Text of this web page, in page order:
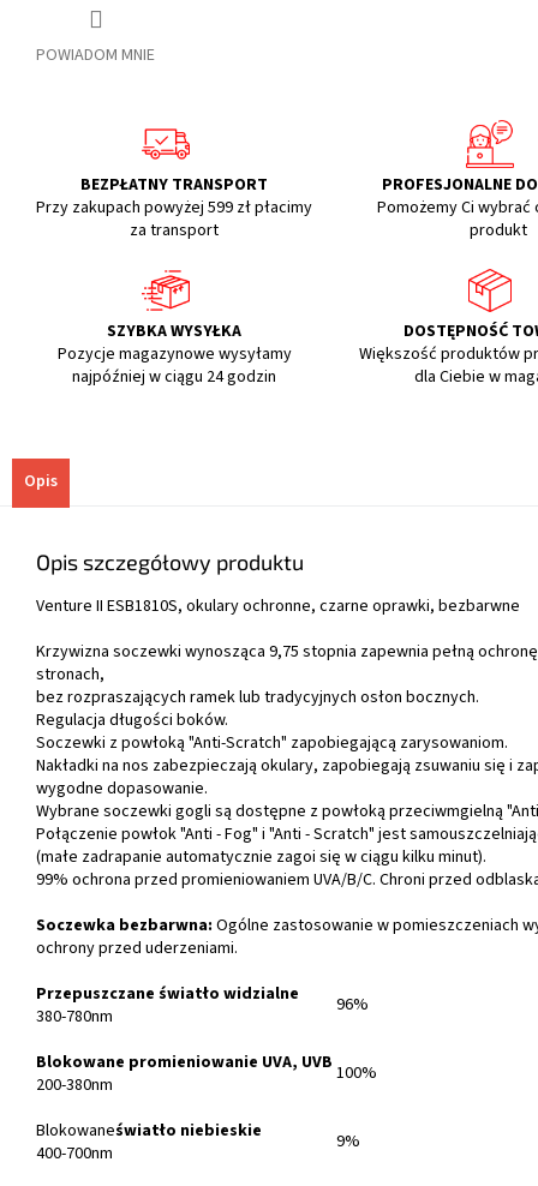
POWIADOM MNIE
BEZPŁATNY TRANSPORT
Przy zakupach powyżej 599 zł płacimy
za transport
PROFESJONALNE
Pomożemy Ci
produkt
SZYBKA WYSYŁKA
Pozycje magazynowe wysyłamy
najpóźniej w ciągu 24 godzin
DOSTĘPNOŚĆ
Większość produktów
dla Ciebie w
Opis
Opis szczegółowy produktu
Venture II ESB1810S, okulary ochronne, czarne oprawki, bezbarwne
Krzywizna soczewki wynosząca 9,75 stopnia zapewnia pełną
stronach,
bez rozpraszających ramek lub tradycyjnych osłon bocznych.
Regulacja długości boków.
Soczewki z powłoką "Anti-Scratch" zapobiegającą zarysowaniom.
Nakładki na nos zabezpieczają okulary, zapobiegają zsuwaniu się i
wygodne dopasowanie.
Wybrane soczewki gogli są dostępne z powłoką przeciwmgielną
Połączenie powłok "Anti - Fog" i "Anti - Scratch" jest
(małe zadrapanie automatycznie zagoi się w ciągu kilku minut).
99% ochrona przed promieniowaniem UVA/B/C. Chroni przed
Soczewka bezbarwna: Ogólne zastosowanie w pomieszczeniach
ochrony przed uderzeniami.
Przepuszczane światło widzialne
380-780nm
96%
Blokowane promieniowanie UVA, UVB
200-380nm
100%
Blokowaneświatło niebieskie
400-700nm
9%